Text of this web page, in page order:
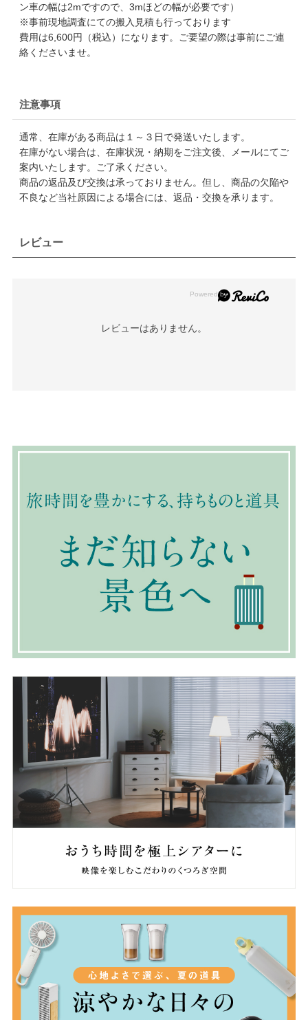
ン車の幅は2mですので、3mほどの幅が必要です）
※事前現地調査にての搬入見積も行っております
費用は6,600円（税込）になります。ご要望の際は事前にご連
絡くださいませ。
注意事項
通常、在庫がある商品は１～３日で発送いたします。
在庫がない場合は、在庫状況・納期をご注文後、メールにてご
案内いたします。ご了承ください。
商品の返品及び交換は承っておりません。但し、商品の欠陥や
不良など当社原因による場合には、返品・交換を承ります。
レビュー
レビューはありません。